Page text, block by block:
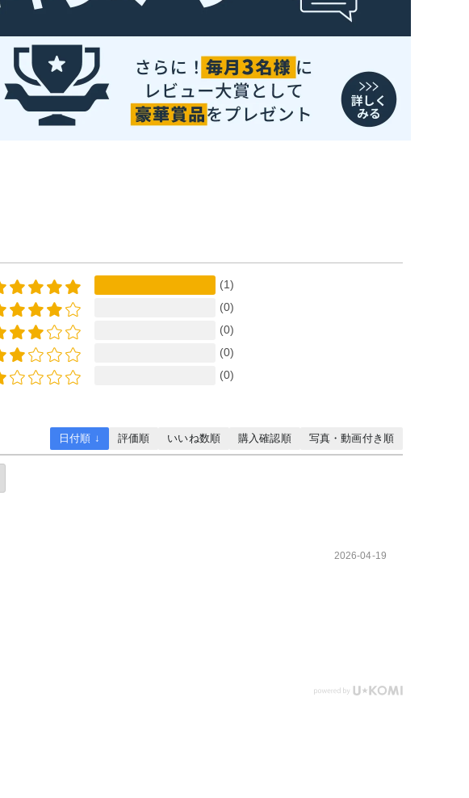
(1)
(0)
(0)
(0)
(0)
日付順 ↓ 評価順 いいね数順 購入確認順 写真・動画付き順
2026-04-19